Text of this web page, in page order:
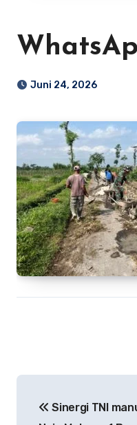
Juni 24, 2026
pos Sinergi TNI